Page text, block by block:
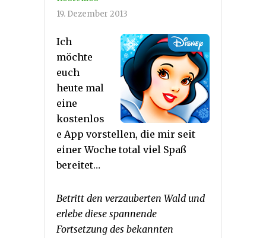
19. Dezember 2013
Ich
möchte
euch
heute mal
eine
kostenlos
e App vorstellen, die mir seit
einer Woche total viel Spaß
bereitet…
Betritt den verzauberten Wald und
erlebe diese spannende
Fortsetzung des bekannten